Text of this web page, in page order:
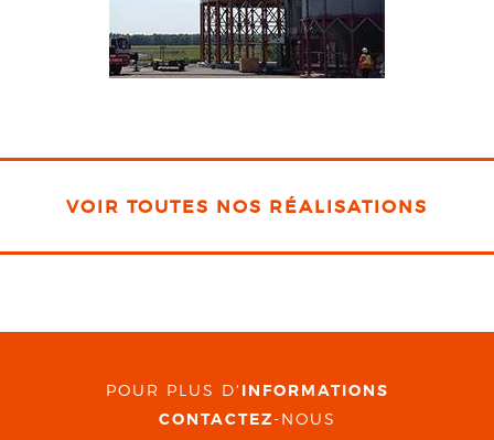
VOIR TOUTES NOS RÉALISATIONS
POUR PLUS D' INFORMATIONS
CONTACTEZ-NOUS